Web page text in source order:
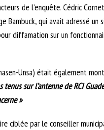
de l’enquête. Cédric
qui avait adressé
rectorat pour
Unsa) était également
sur l’antenne de RCI
»
ciblée par le conseiller